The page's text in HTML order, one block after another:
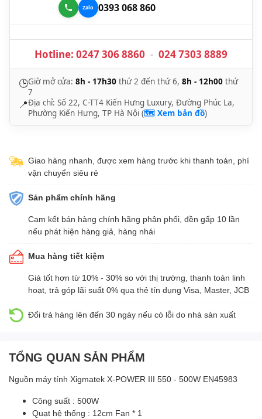
0393 068 860
Hotline: 0247 306 8860 - 024 7303 8889
🕒Giờ mở cửa: 8h - 17h30 thứ 2 đến thứ 6, 8h - 12h00 thứ
7
📍Địa chỉ: Số 22, C-TT4 Kiến Hưng Luxury, Đường Phúc La,
Phường Kiến Hưng, TP Hà Nội (🗺️ Xem bản đồ)
Giao hàng nhanh, được xem hàng trước khi thanh toán, phí
vận chuyển siêu rẻ
Sản phẩm chính hãng
Cam kết bán hàng chính hãng phân phối, đền gấp 10 lần
nếu phát hiện hàng giả, hàng nhái
Mua hàng tiết kiệm
Giá tốt hơn từ 10% - 30% so với thị trường, thanh toán linh
hoạt, trả góp lãi suất 0% qua thẻ tín dụng Visa, Master, JCB
Đổi trả hàng lên đến 30 ngày nếu có lỗi do nhà sản xuất
TỔNG QUAN SẢN PHẨM
Nguồn máy tính Xigmatek X-POWER III 550 - 500W EN45983
Công suất : 500W
Quạt hệ thống : 12cm Fan * 1